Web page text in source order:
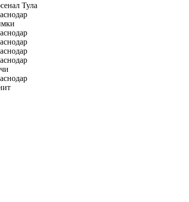
Тула